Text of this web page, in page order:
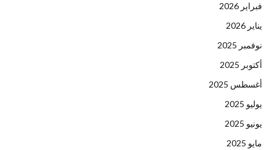
فبراير 2026
يناير 2026
نوفمبر 2025
أكتوبر 2025
أغسطس 2025
يوليو 2025
يونيو 2025
مايو 2025